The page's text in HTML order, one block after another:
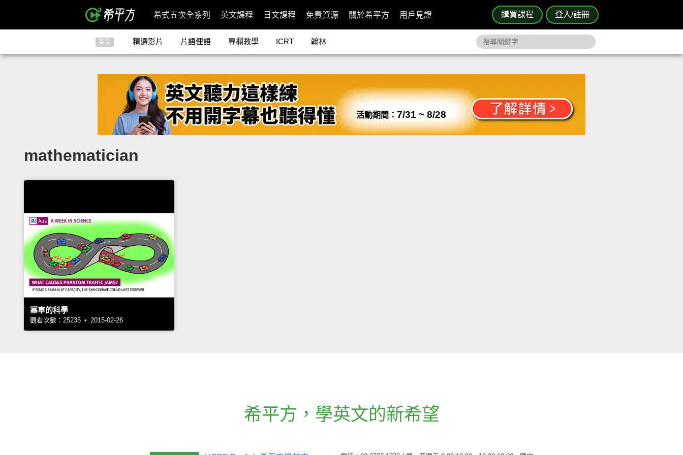
購買課程 登入/註冊
希式五次全系列 英文課程 日文課程 免費資源 關於希平方 用戶見證
英文 精選影片 片語俚語 專欄教學 ICRT 翰林
活動期間： 7/31 ~ 8/28
mathematician
塞車的科學
觀看次數：25235 • 2015-02-26
希平方 ， 學英文的新希望